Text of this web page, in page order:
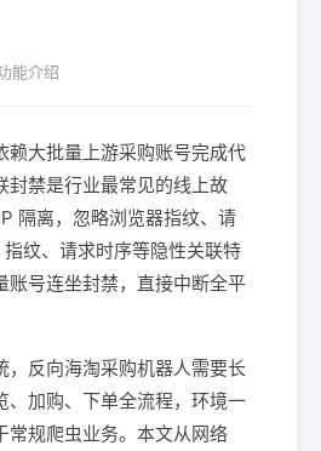
能介绍
赖大批量上游采购账号完成代
封禁是行业最常见的线上故
隔离，忽略浏览器指纹、请
纹、请求时序等隐性关联特
账号连坐封禁，直接中断全平
，反向海淘采购机器人需要长
、加购、下单全流程，环境一
常规爬虫业务。本文从网络